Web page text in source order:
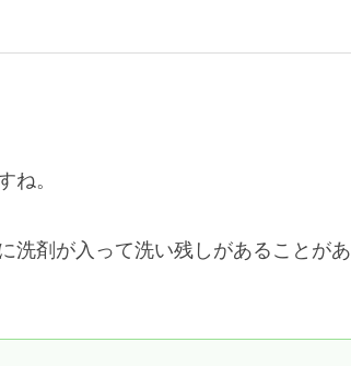
ね。
洗剤が入って洗い残しがあることがあ